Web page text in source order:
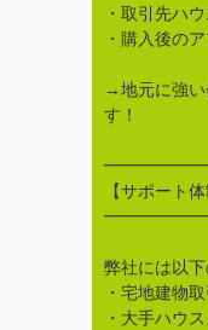
・取引先ハ
・購入後の
→地元に強い
す！
【サポート
弊社には以下
・宅地建物
・大手ハウ